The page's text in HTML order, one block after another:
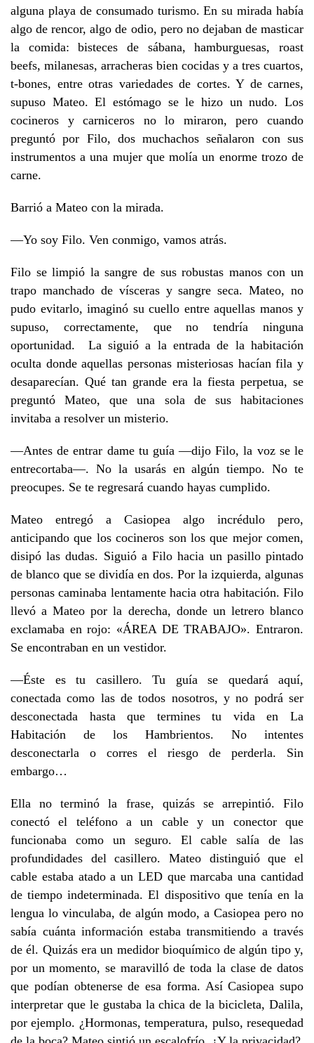
alguna playa de consumado turismo. En su mirada había
algo de rencor, algo de odio, pero no dejaban de masticar
la comida: bisteces de sábana, hamburguesas, roast
beefs, milanesas, arracheras bien cocidas y a tres cuartos,
t-bones, entre otras variedades de cortes. Y de carnes,
supuso Mateo. El estómago se le hizo un nudo. Los
cocineros y carniceros no lo miraron, pero cuando
preguntó por Filo, dos muchachos señalaron con sus
instrumentos a una mujer que molía un enorme trozo de
carne.
Barrió a Mateo con la mirada.
—Yo soy Filo. Ven conmigo, vamos atrás.
Filo se limpió la sangre de sus robustas manos con un
trapo manchado de vísceras y sangre seca. Mateo, no
pudo evitarlo, imaginó su cuello entre aquellas manos y
supuso, correctamente, que no tendría ninguna
oportunidad. La siguió a la entrada de la habitación
oculta donde aquellas personas misteriosas hacían fila y
desaparecían. Qué tan grande era la fiesta perpetua, se
preguntó Mateo, que una sola de sus habitaciones
invitaba a resolver un misterio.
—Antes de entrar dame tu guía —dijo Filo, la voz se le
entrecortaba—. No la usarás en algún tiempo. No te
preocupes. Se te regresará cuando hayas cumplido.
Mateo entregó a Casiopea algo incrédulo pero,
anticipando que los cocineros son los que mejor comen,
disipó las dudas. Siguió a Filo hacia un pasillo pintado
de blanco que se dividía en dos. Por la izquierda, algunas
personas caminaba lentamente hacia otra habitación. Filo
llevó a Mateo por la derecha, donde un letrero blanco
exclamaba en rojo: «ÁREA DE TRABAJO». Entraron.
Se encontraban en un vestidor.
—Éste es tu casillero. Tu guía se quedará aquí,
conectada como las de todos nosotros, y no podrá ser
desconectada hasta que termines tu vida en La
Habitación de los Hambrientos. No intentes
desconectarla o corres el riesgo de perderla. Sin
embargo…
Ella no terminó la frase, quizás se arrepintió. Filo
conectó el teléfono a un cable y un conector que
funcionaba como un seguro. El cable salía de las
profundidades del casillero. Mateo distinguió que el
cable estaba atado a un LED que marcaba una cantidad
de tiempo indeterminada. El dispositivo que tenía en la
lengua lo vinculaba, de algún modo, a Casiopea pero no
sabía cuánta información estaba transmitiendo a través
de él. Quizás era un medidor bioquímico de algún tipo y,
por un momento, se maravilló de toda la clase de datos
que podían obtenerse de esa forma. Así Casiopea supo
interpretar que le gustaba la chica de la bicicleta, Dalila,
por ejemplo. ¿Hormonas, temperatura, pulso, resequedad